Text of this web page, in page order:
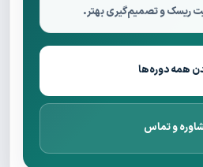
ریسک و تصمیم‌گیری بهتر.
همه دوره‌ها
و تماس